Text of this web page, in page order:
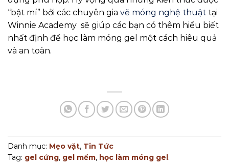
“bật mí” bởi các chuyên gia vẽ móng nghệ thuật tại
Winnie Academy sẽ giúp các bạn có thêm hiểu biết
nhất định để học làm móng gel một cách hiêu quả
và an toàn.
Danh mục: Mẹo vặt, Tin Tức
Tag: gel cứng, gel mềm, học làm móng gel.